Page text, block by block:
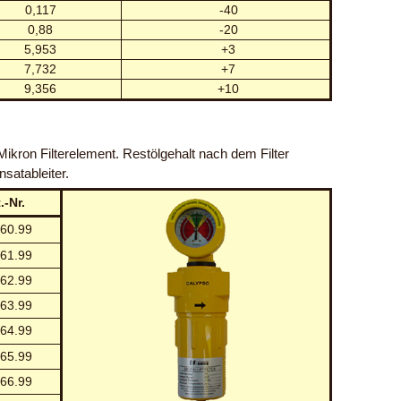
0,117
-40
0,88
-20
5,953
+3
7,732
+7
9,356
+10
Filterelement. Restölgehalt nach dem Filter
Nr.